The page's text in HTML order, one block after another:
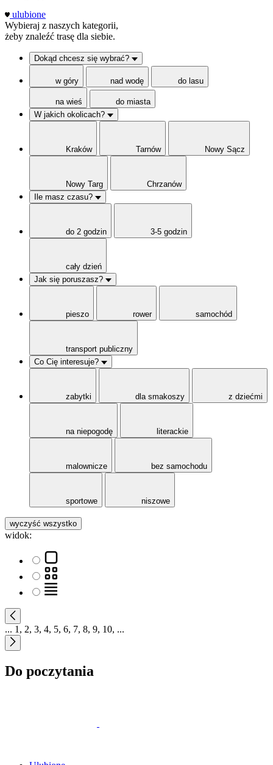
ulubione
Wybieraj z naszych kategorii,
żeby znaleźć trasę dla siebie.
Dokąd chcesz się wybrać?
w góry nad wodę do lasu
na wieś
do miasta
W jakich okolicach?
Kraków Tarnów Nowy Sącz
Nowy Targ
Chrzanów
Ile masz czasu?
do 2 godzin 3-5 godzin
cały dzień
Jak się poruszasz?
pieszo rower samochód
transport publiczny
Co Cię interesuje?
zabytki dla smakoszy z dziećmi
na niepogodę literackie
malownicze bez samochodu
sportowe niszowe
wyczyść wszystko
widok:
... 1 , 2, 3, 4, 5, 6, 7, 8, 9, 10, ...
Do poczytania